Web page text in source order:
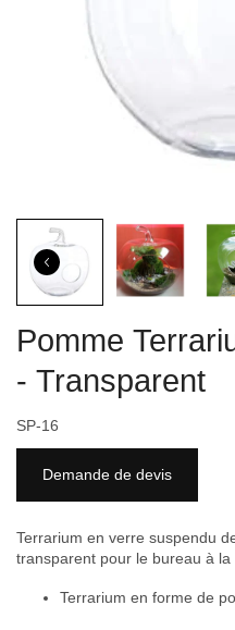
Pomme
- Transparent
SP-16
Demande de devis
Terrarium en verre suspendu
transparent pour le bureau à la
Terrarium en forme de